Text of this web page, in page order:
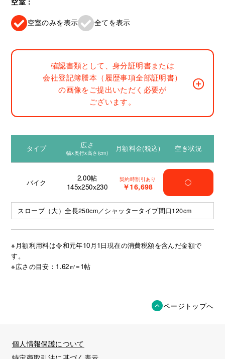
空室のみを表示 全てを表示
確認書類として、身分証明書または
会社登記簿謄本（履歴事項全部証明書）
の画像をご提出いただく必要が
ございます。
タイプ 広さ
幅x奥行x高さ(cm) 月額料金(税込) 空き状況
バイク 2.00帖
145x250x230
契約時割引あり
￥16,698 ◯
スロープ（大）全長250cm／シャッタータイプ間口120cm
※月額利用料は令和元年10月1日現在の消費税額を含んだ金額で
す。
※広さの目安：1.62㎡=1帖
ページトップへ
個人情報保護について